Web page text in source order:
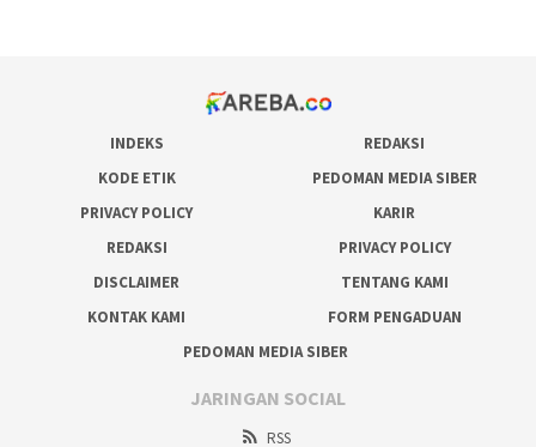
INDEKS
REDAKSI
KODE ETIK
PEDOMAN MEDIA SIBER
PRIVACY POLICY
KARIR
REDAKSI
PRIVACY POLICY
DISCLAIMER
TENTANG KAMI
KONTAK KAMI
FORM PENGADUAN
PEDOMAN MEDIA SIBER
JARINGAN SOCIAL
RSS